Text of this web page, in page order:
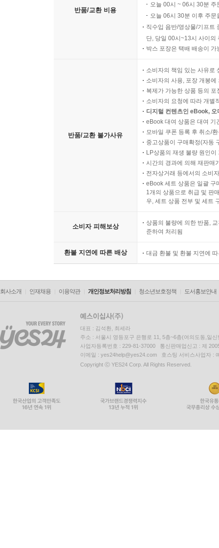
반품/교환 비용
오늘 00시 ~ 06시 30분
오늘 06시 30분 이후 주
직수입 음반/영상물/기프트
단, 당일 00시~13시 사이의
박스 포장은 택배 배송이
반품/교환 불가사유
소비자의 책임 있는 사유로
소비자의 사용, 포장 개봉
복제가 가능한 상품 등의
소비자의 요청에 따라 개별
디지털 컨텐츠인 eBook,
eBook 대여 상품은 대여 기
모바일 쿠폰 등록 후 취소/
중고상품이 구매확정(자동
LP상품의 재생 불량 원인
시간의 경과에 의해 재판매
전자상거래 등에서의 소비
eBook 세트 상품은 일괄 구
1개의 상품으로 취급 및 판
우, 세트 상품 전부 및 세트
소비자 피해보상
상품의 불량에 의한 반품,
준하여 처리됨
환불 지연에 따른 배상 대금 환불 및 환불 지연에
회사소개 인재채용 이용약관 개인정보처리방침 청소년보호정책 도서홍보안내
대표 : 김석환, 최세라
주소 : 서울시 영등포구 은행로 11, 5층~6층(여의도동,일신
사업자등록번호 : 229-81-37000 통신판매업신고 : 제
이메일 : yes24help@yes24.com 호스팅 서비스사업자 :
Copyright ⓒ YES24 Corp. All Rights Reserved.